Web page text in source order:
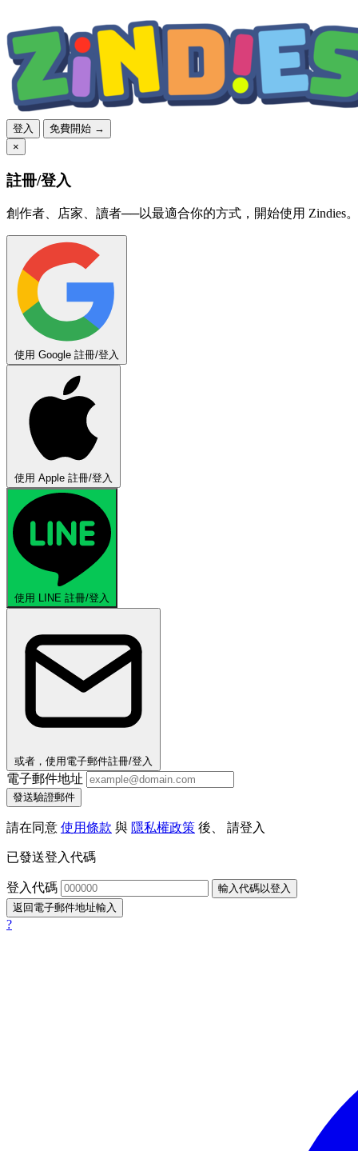
登入
免費開始 →
×
註冊/登入
創作者、店家、讀者──以最適合你的方式，開始使用 Zindies。
使用 Google 註冊/登入
使用 Apple 註冊/登入
使用 LINE 註冊/登入
或者，使用電子郵件註冊/登入
電子郵件地址
發送驗證郵件
請在同意 使用條款 與 隱私權政策 後、 請登入
已發送登入代碼
登入代碼
輸入代碼以登入
返回電子郵件地址輸入
?